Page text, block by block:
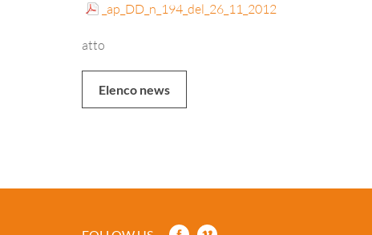
_ap_DD_n_194_del_26_11_2012
atto
Elenco news